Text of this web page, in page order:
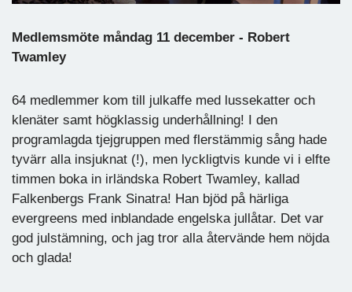
Medlemsmöte måndag 11 december - Robert
Twamley
64 medlemmer kom till julkaffe med lussekatter och
klenäter samt högklassig underhållning! I den
programlagda tjejgruppen med flerstämmig sång hade
tyvärr alla insjuknat (!), men lyckligtvis kunde vi i elfte
timmen boka in irländska Robert Twamley, kallad
Falkenbergs Frank Sinatra! Han bjöd på härliga
evergreens med inblandade engelska jullåtar. Det var
god julstämning, och jag tror alla återvände hem nöjda
och glada!